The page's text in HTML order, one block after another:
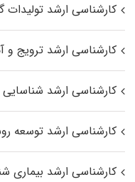
کارشناسی ارشد تولیدات
کارشناسی ارشد ترویج
کارشناسی ارشد شناسایی
کارشناسی ارشد توسعه
کارشناسی ارشد بیماری‌